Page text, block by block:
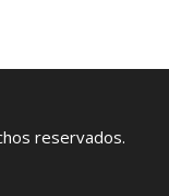
reservados.